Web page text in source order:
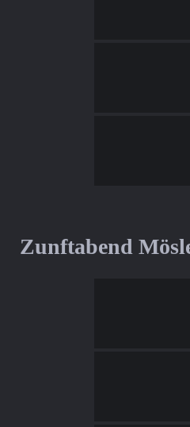
Zunftabend